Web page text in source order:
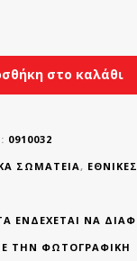
στο καλάθι
0910032
ΣΩΜΑΤΕΊΑ, ΕΘΝΙΚΈΣ
ΕΝΔΈΧΕΤΑΙ ΝΑ
ΤΗΝ ΦΩΤΟΓΡΑΦΙΚΉ